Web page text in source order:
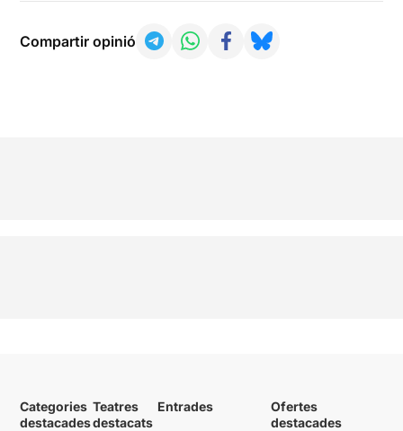
Compartir opinió
Categories
destacades
Teatres
destacats
Entrades
Ofertes
destacades